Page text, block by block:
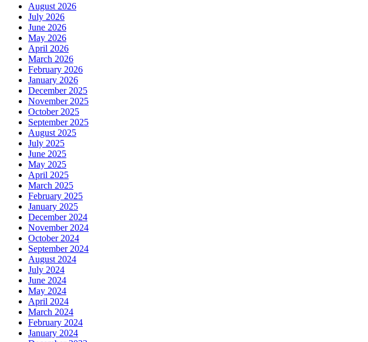
August 2026
July 2026
June 2026
May 2026
April 2026
March 2026
February 2026
January 2026
December 2025
November 2025
October 2025
September 2025
August 2025
July 2025
June 2025
May 2025
April 2025
March 2025
February 2025
January 2025
December 2024
November 2024
October 2024
September 2024
August 2024
July 2024
June 2024
May 2024
April 2024
March 2024
February 2024
January 2024